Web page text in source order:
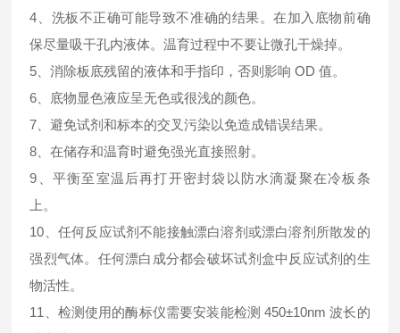
4、洗板不正确可能导致不准确的结果。在加入底物前确
保尽量吸干孔内液体。温育过程中不要让微孔干燥掉。
5、消除板底残留的液体和手指印，否则影响 OD 值。
6、底物显色液应呈无色或很浅的颜色。
7、避免试剂和标本的交叉污染以免造成错误结果。
8、在储存和温育时避免强光直接照射。
9、平衡至室温后再打开密封袋以防水滴凝聚在冷板条
上。
10、任何反应试剂不能接触漂白溶剂或漂白溶剂所散发的
强烈气体。任何漂白成分都会破坏试剂盒中反应试剂的生
物活性。
11、检测使用的酶标仪需要安装能检测 450±10nm 波长的